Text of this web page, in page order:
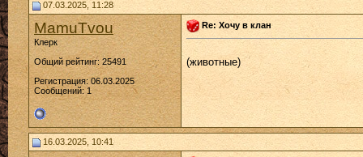
07.03.2025, 11:28
MamuTvou
Клерк
Общий рейтинг: 25491
Регистрация: 06.03.2025
Сообщений: 1
Re: Хочу в клан
(животные)
16.03.2025, 10:41